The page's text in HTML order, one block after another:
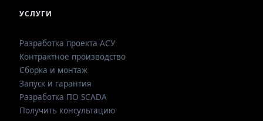
УСЛУГИ
Разработка проекта АСУ
Контрактное производство
Сборка и монтаж
Запуск и гарантия
Разработка ПО SCADA
Получить консультацию